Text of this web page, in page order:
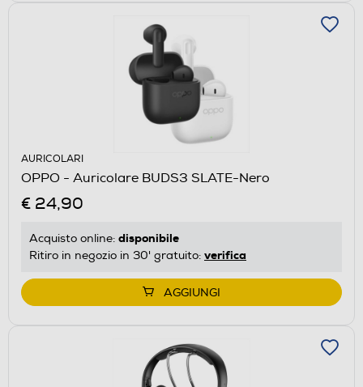
AURICOLARI
OPPO - Auricolare BUDS3 SLATE-Nero
€ 24,90
Acquisto online: disponibile
Ritiro in negozio in 30' gratuito: verifica
AGGIUNGI